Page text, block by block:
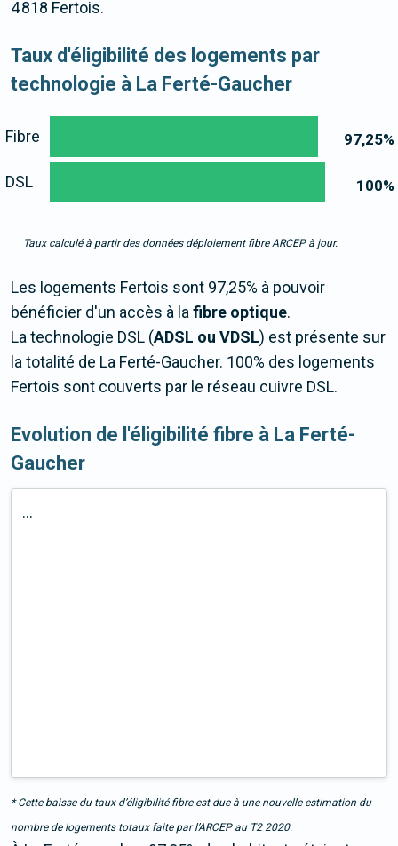
4 818 Fertois.
Taux d'éligibilité des logements par
technologie à La Ferté-Gaucher
97,25%
100%
Fibre
DSL
Taux calculé à partir des données déploiement fibre ARCEP à jour.
Les logements Fertois sont 97,25% à pouvoir
bénéficier d'un accès à lafibre optique.
La technologie DSL (ADSL ou VDSL) est présente sur
la totalité de La Ferté-Gaucher. 100% des logements
Fertois sont couverts par le réseau cuivre DSL.
Evolution de l'éligibilité fibre à La Ferté-
Gaucher
...
* Cette baisse du taux d’éligibilité fibre est due à une nouvelle estimation du
nombre de logements totaux faite par l’ARCEP au T2 2020.